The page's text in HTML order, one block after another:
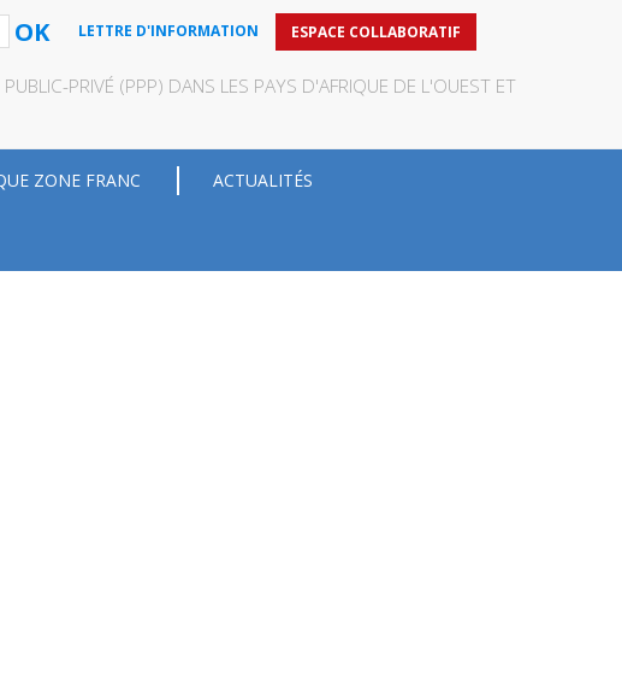
OK LETTRE D'INFORMATION ESPACE COLLABORATIF
PRIVÉ (PPP) DANS LES PAYS D'AFRIQUE DE L'OUEST ET
ZONE FRANC ACTUALITÉS